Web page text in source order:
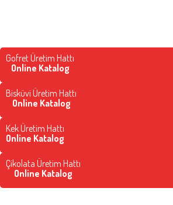
Gofret Üretim Hattı
Online Katalog
Bisküvi Üretim Hattı
Online Katalog
Kek Üretim Hattı
Online Katalog
Çikolata Üretim Hattı
Online Katalog